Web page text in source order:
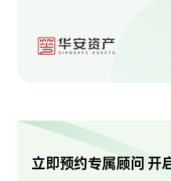
立即预约专属顾问 开